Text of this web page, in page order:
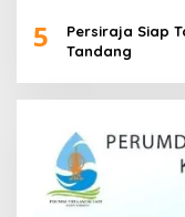
5
Persiraja Siap
Tandang